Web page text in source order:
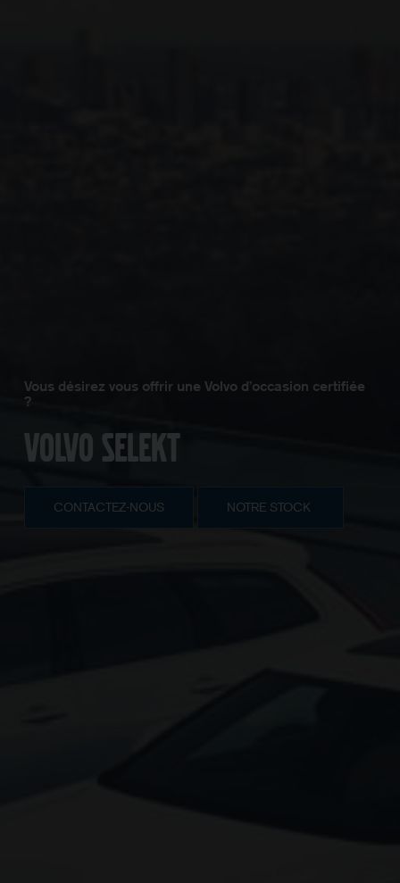
Vous désirez vous offrir une Volvo d’occasion certifiée
?
Volvo Selekt
CONTACTEZ-NOUS NOTRE STOCK